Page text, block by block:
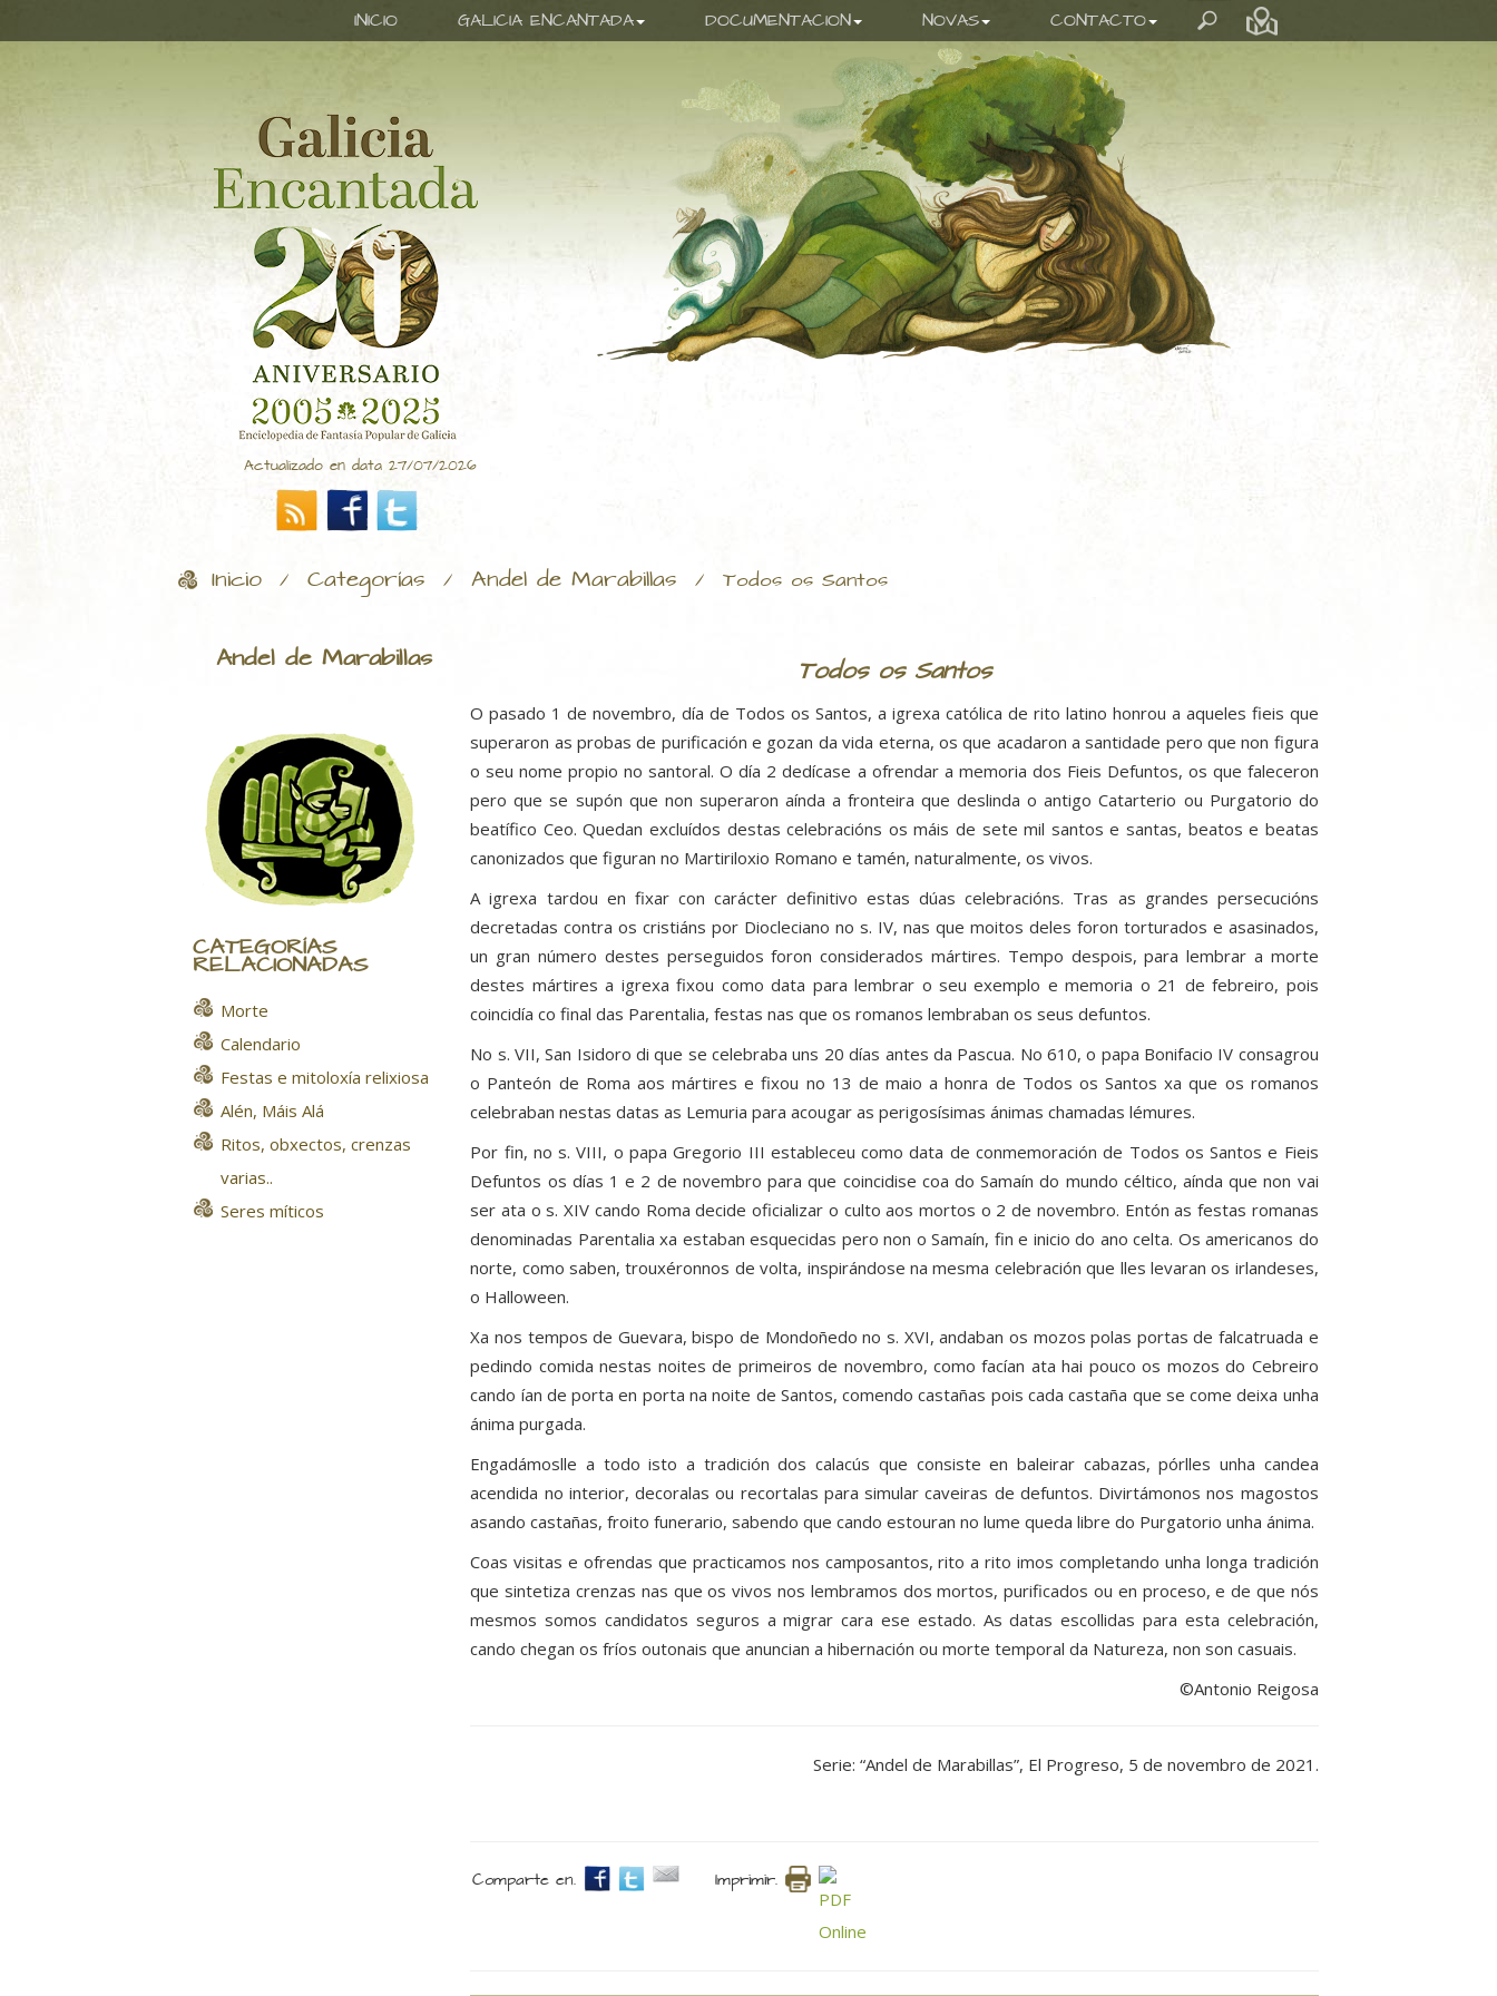
INICIO GALICIA ENCANTADA DOCUMENTACION NOVAS CONTACTO
Actualizado en data 27/07/2026
Inicio / Categorías / Andel de Marabillas / Todos os Santos
Andel de Marabillas
CATEGORÍAS
RELACIONADAS
Morte
Calendario
Festas e mitoloxía relixiosa
Alén, Máis Alá
Ritos, obxectos, crenzas
varias..
Seres míticos
Todos os Santos
O pasado 1 de novembro, día de Todos os Santos, a igrexa católica de rito latino honrou a aqueles fieis que
superaron as probas de purificación e gozan da vida eterna, os que acadaron a santidade pero que non figura
o seu nome propio no santoral. O día 2 dedícase a ofrendar a memoria dos Fieis Defuntos, os que faleceron
pero que se supón que non superaron aínda a fronteira que deslinda o antigo Catarterio ou Purgatorio do
beatífico Ceo. Quedan excluídos destas celebracións os máis de sete mil santos e santas, beatos e beatas
canonizados que figuran no Martiriloxio Romano e tamén, naturalmente, os vivos.
A igrexa tardou en fixar con carácter definitivo estas dúas celebracións. Tras as grandes persecucións
decretadas contra os cristiáns por Diocleciano no s. IV, nas que moitos deles foron torturados e asasinados,
un gran número destes perseguidos foron considerados mártires. Tempo despois, para lembrar a morte
destes mártires a igrexa fixou como data para lembrar o seu exemplo e memoria o 21 de febreiro, pois
coincidía co final das Parentalia, festas nas que os romanos lembraban os seus defuntos.
No s. VII, San Isidoro di que se celebraba uns 20 días antes da Pascua. No 610, o papa Bonifacio IV consagrou
o Panteón de Roma aos mártires e fixou no 13 de maio a honra de Todos os Santos xa que os romanos
celebraban nestas datas as Lemuria para acougar as perigosísimas ánimas chamadas lémures.
Por fin, no s. VIII, o papa Gregorio III estableceu como data de conmemoración de Todos os Santos e Fieis
Defuntos os días 1 e 2 de novembro para que coincidise coa do Samaín do mundo céltico, aínda que non vai
ser ata o s. XIV cando Roma decide oficializar o culto aos mortos o 2 de novembro. Entón as festas romanas
denominadas Parentalia xa estaban esquecidas pero non o Samaín, fin e inicio do ano celta. Os americanos do
norte, como saben, trouxéronnos de volta, inspirándose na mesma celebración que lles levaran os irlandeses,
o Halloween.
Xa nos tempos de Guevara, bispo de Mondoñedo no s. XVI, andaban os mozos polas portas de falcatruada e
pedindo comida nestas noites de primeiros de novembro, como facían ata hai pouco os mozos do Cebreiro
cando ían de porta en porta na noite de Santos, comendo castañas pois cada castaña que se come deixa unha
ánima purgada.
Engadámoslle a todo isto a tradición dos calacús que consiste en baleirar cabazas, pórlles unha candea
acendida no interior, decoralas ou recortalas para simular caveiras de defuntos. Divirtámonos nos magostos
asando castañas, froito funerario, sabendo que cando estouran no lume queda libre do Purgatorio unha ánima.
Coas visitas e ofrendas que practicamos nos camposantos, rito a rito imos completando unha longa tradición
que sintetiza crenzas nas que os vivos nos lembramos dos mortos, purificados ou en proceso, e de que nós
mesmos somos candidatos seguros a migrar cara ese estado. As datas escollidas para esta celebración,
cando chegan os fríos outonais que anuncian a hibernación ou morte temporal da Natureza, non son casuais.
©Antonio Reigosa
Serie: “Andel de Marabillas”, El Progreso, 5 de novembro de 2021.
Comparte en. Imprimir.